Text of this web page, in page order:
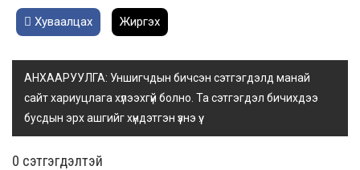
Хуваалцах Жиргэх
АНХААРУУЛГА: Уншигчдын бичсэн сэтгэгдэлд манай
сайт хариуцлага хүлээхгүй болно. Та сэтгэгдэл бичихдээ
бусдын эрх ашгийг хүндэтгэн үзнэ үү.
0 cэтгэгдэлтэй